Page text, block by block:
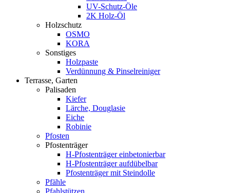
UV-Schutz-Öle
2K Holz-Öl
Holzschutz
OSMO
KORA
Sonstiges
Holzpaste
Verdünnung & Pinselreiniger
Terrasse, Garten
Palisaden
Kiefer
Lärche, Douglasie
Eiche
Robinie
Pfosten
Pfostenträger
H-Pfostenträger einbetonierbar
H-Pfostenträger aufdübelbar
Pfostenträger mit Steindolle
Pfähle
Pfahlstützen